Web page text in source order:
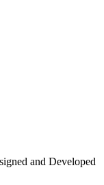
and Developed